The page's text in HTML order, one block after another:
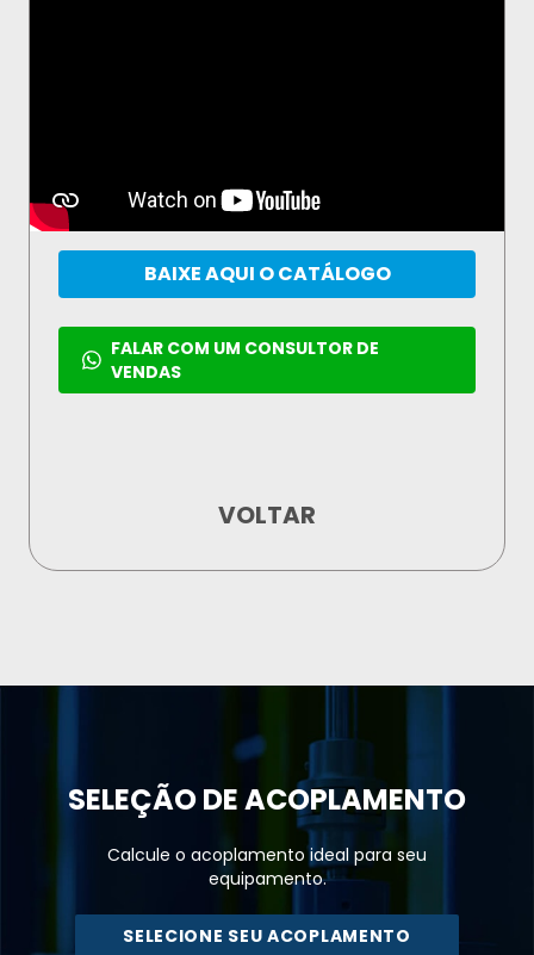
BAIXE AQUI O CATÁLOGO
FALAR COM UM CONSULTOR DE
VENDAS
VOLTAR
SELEÇÃO DEACOPLAMENTO
Calcule o acoplamento ideal para seu
equipamento.
SELECIONE SEU ACOPLAMENTO